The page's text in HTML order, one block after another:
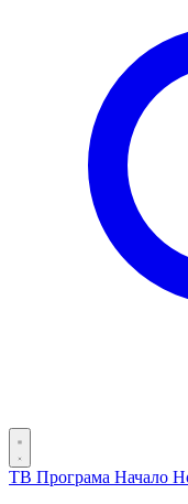
ТВ Програма Начало